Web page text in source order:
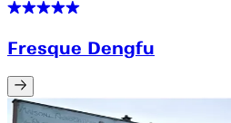
Fresque Dengfu